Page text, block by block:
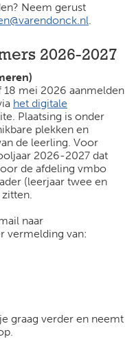
Neem gerust
.
2026-2027
mei 2026 aanmelden
het digitale
Plaatsing is onder
plekken en
de leerling. Voor
2026-2027 dat
de afdeling vmbo
(leerjaar twee en
naar
vermelding van:
graag verder en neemt